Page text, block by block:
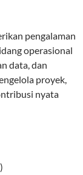
pengalaman
operasional
data, dan
proyek,
nyata